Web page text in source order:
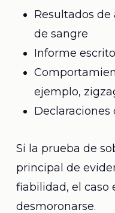
Resultados
de sangre
Informe
ejemplo,
Declaraciones
Si la prueba de
principal de
fiabilidad, el caso
desmoronarse.